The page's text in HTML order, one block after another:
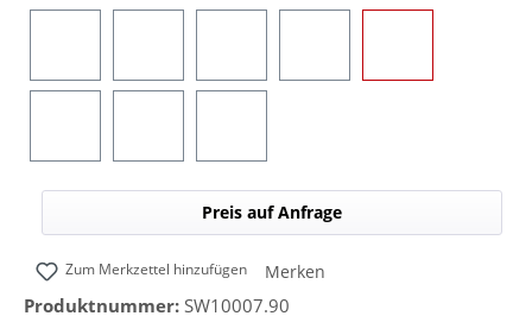
Preis auf Anfrage
Zum Merkzettel hinzufügen Merken
Produktnummer: SW10007.90